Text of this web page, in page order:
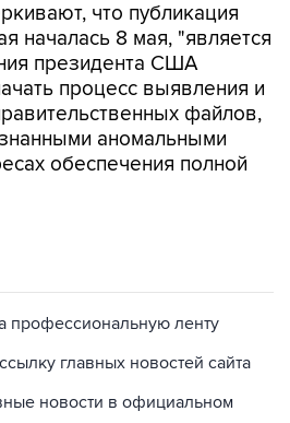
что публикация
началась 8 мая, "является
президента США
процесс выявления и
файлов,
аномальными
обеспечения полной
профессиональную ленту
главных новостей сайта
новости в официальном